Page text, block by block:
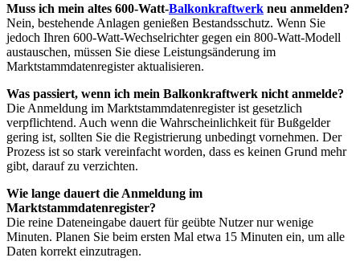
Muss ich mein altes 600-Watt-Balkonkraftwerk neu anmelden?
Nein, bestehende Anlagen genießen Bestandsschutz. Wenn Sie
jedoch Ihren 600-Watt-Wechselrichter gegen ein 800-Watt-Modell
austauschen, müssen Sie diese Leistungsänderung im
Marktstammdatenregister aktualisieren.
Was passiert, wenn ich mein Balkonkraftwerk nicht anmelde?
Die Anmeldung im Marktstammdatenregister ist gesetzlich
verpflichtend. Auch wenn die Wahrscheinlichkeit für Bußgelder
gering ist, sollten Sie die Registrierung unbedingt vornehmen. Der
Prozess ist so stark vereinfacht worden, dass es keinen Grund mehr
gibt, darauf zu verzichten.
Wie lange dauert die Anmeldung im
Marktstammdatenregister?
Die reine Dateneingabe dauert für geübte Nutzer nur wenige
Minuten. Planen Sie beim ersten Mal etwa 15 Minuten ein, um alle
Daten korrekt einzutragen.